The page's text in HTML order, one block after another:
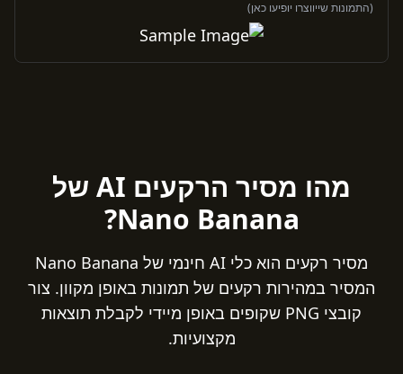
(התמונות שייווצרו יופיעו כאן)
מהו מסיר הרקעים AI של
Nano Banana?
מסיר רקעים הוא כלי AI חינמי של Nano Banana
המסיר במהירות רקעים של תמונות באופן מקוון. צור
קובצי PNG שקופים באופן מיידי לקבלת תוצאות
מקצועיות.